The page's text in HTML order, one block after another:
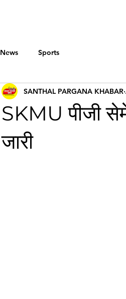
News Sports
SKMU पीजी
जारी
SANTHAL PARGANA KHABAR